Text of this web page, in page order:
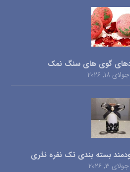
گوی های سنگ نمک
جولای ۱۸, ۲۰۲۶
بسته بندی تک نفره نذری
جولای ۳, ۲۰۲۶